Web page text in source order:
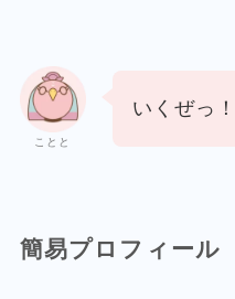
ことと
いくぜっ！
簡易プロフィール